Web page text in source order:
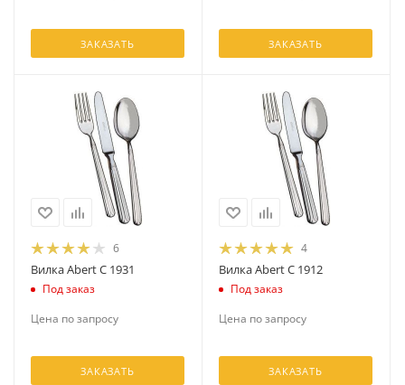
ЗАКАЗАТЬ ЗАКАЗАТЬ
6
Вилка Abert C 1931
Под заказ
Цена по запросу
ЗАКАЗАТЬ
4
Вилка Abert C 1912
Под заказ
Цена по запросу
ЗАКАЗАТЬ